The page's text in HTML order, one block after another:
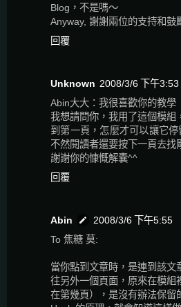
Blog，不是嗎～
Anyway, 謝謝兩位的支持和鼓
回覆
Unknown 2008/3/6 下午3:53
Abin大大：我很喜歡你的教學
我想請問你，我用了這個模組
到第一頁，怎麼才可以讓它
不然閱讀者還要按下一頁去找
謝謝你的慷慨解囊^^
回覆
Abin
2008/3/6 下午5:55
To 焦糖 莫:
當你點到文章時，是連到該文
往另外一個頁面，原來在模組
在第幾頁），是沒有辦法保留